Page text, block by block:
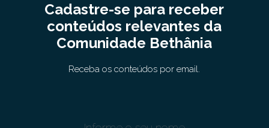
Cadastre-se para receber
conteúdos relevantes da
Comunidade Bethânia
Receba os conteúdos por email.